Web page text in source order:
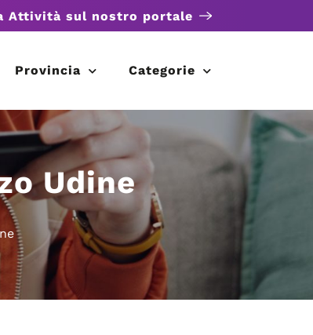
Attività sul nostro portale
Provincia Categorie
Udine